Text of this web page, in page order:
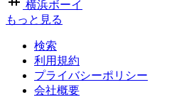
横浜ボーイ
もっと見る
検索
利用規約
プライバシーポリシー
会社概要